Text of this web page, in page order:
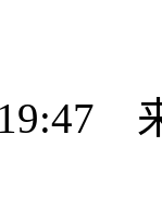
19:47